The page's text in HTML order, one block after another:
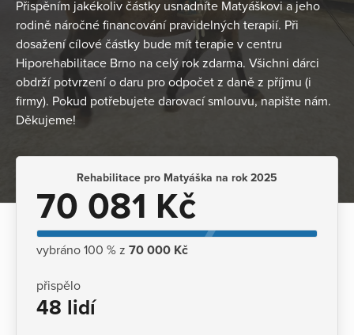
Přispěním jakékoliv částky usnadníte Matyáškovi a jeho
rodině náročné financování pravidelných terapií. Při
dosažení cílové částky bude mít terapie v centru
Hiporehabilitace Brno na celý rok zdarma. Všichni dárci
obdrží potvrzení o daru pro odpočet z daně z příjmu (i
firmy). Pokud potřebujete darovací smlouvu, napište nám.
Děkujeme!
Rehabilitace pro Matyáška na rok 2025
70 081 Kč
vybráno 100 % z 70 000 Kč
přispělo
48 lidí